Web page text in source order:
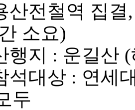
철역 집결,
소요)
: 운길산 (
상 : 연세대
두